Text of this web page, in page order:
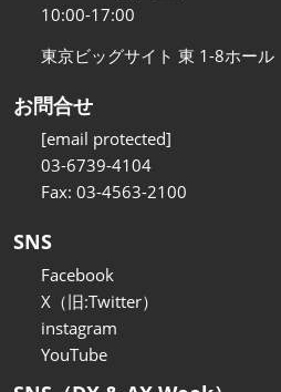
10:00-17:00
東京ビッグサイト 東 1-8ホール
お問合せ
[email protected]
03-6739-4104
Fax: 03-4563-2100
SNS
Facebook
X（旧:Twitter）
instagram
YouTube